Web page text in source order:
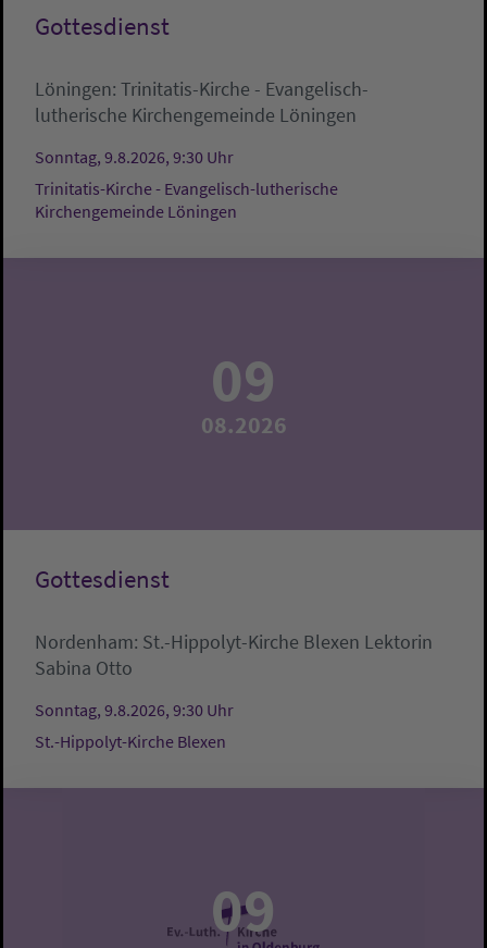
Gottesdienst
Löningen: Trinitatis-Kirche - Evangelisch-
lutherische Kirchengemeinde Löningen
Sonntag, 9.8.2026, 9:30 Uhr
Trinitatis-Kirche - Evangelisch-lutherische
Kirchengemeinde Löningen
09
08.2026
Gottesdienst
Nordenham: St.-Hippolyt-Kirche Blexen Lektorin
Sabina Otto
Sonntag, 9.8.2026, 9:30 Uhr
St.-Hippolyt-Kirche Blexen
09